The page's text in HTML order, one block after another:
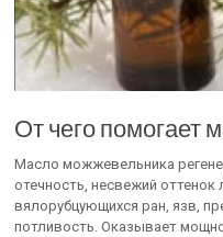
От чего помогает
Масло можжевельника
отечность, несвежий оттенок
вялорубцующихся ран, язв,
потливость. Оказывает